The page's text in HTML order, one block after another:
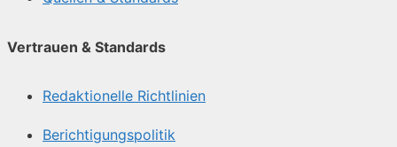
Vertrauen & Standards
Redaktionelle Richtlinien
Berichtigungspolitik